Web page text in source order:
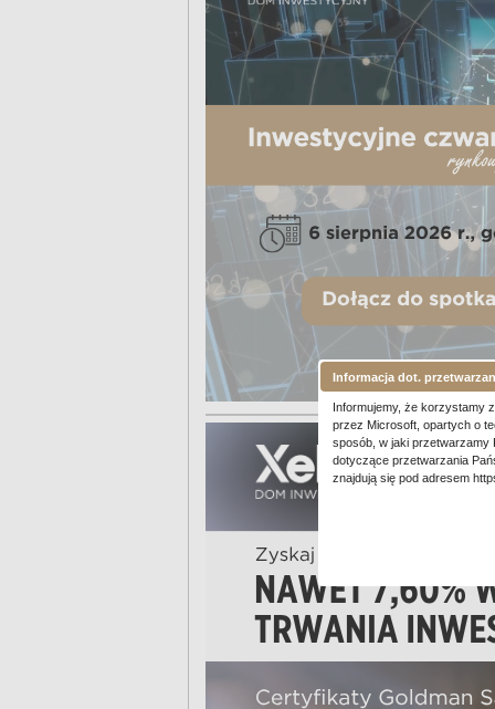
Informacja dot.
Informujemy, że korzystamy
przez Microsoft, opartych o
sposób, w jaki przetwarzamy
dotyczące przetwarzania
znajdują się pod adresem